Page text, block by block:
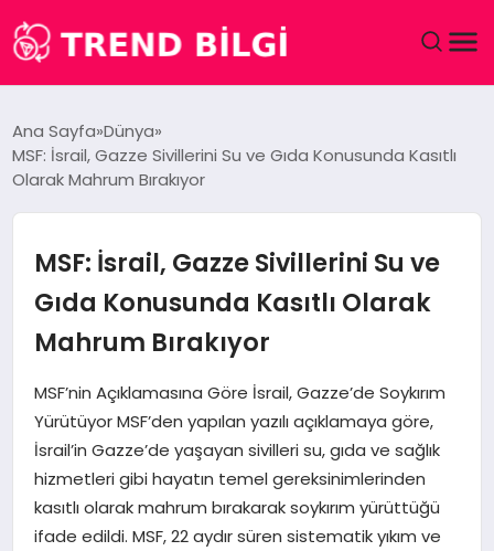
DÜNYA
MAGAZIN
SAĞLIK
SPOR
TEKNOLOJI
Ana Sayfa Dünya
MSF: İsrail, Gazze Sivillerini Su ve Gıda Konusunda Kasıtlı
Olarak Mahrum Bırakıyor
MSF: İsrail, Gazze Sivillerini Su ve
Gıda Konusunda Kasıtlı Olarak
Mahrum Bırakıyor
MSF’nin Açıklamasına Göre İsrail, Gazze’de Soykırım
Yürütüyor MSF’den yapılan yazılı açıklamaya göre,
İsrail’in Gazze’de yaşayan sivilleri su, gıda ve sağlık
hizmetleri gibi hayatın temel gereksinimlerinden
kasıtlı olarak mahrum bırakarak soykırım yürüttüğü
ifade edildi. MSF, 22 aydır süren sistematik yıkım ve